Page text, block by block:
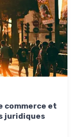
commerce et
juridiques